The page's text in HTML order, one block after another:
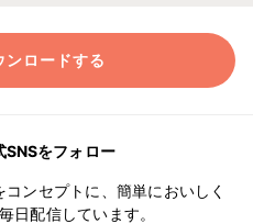
ンロードする
SNSをフォロー
コンセプトに、簡単においしく
日配信しています。